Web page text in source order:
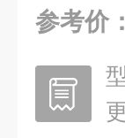
参考价：